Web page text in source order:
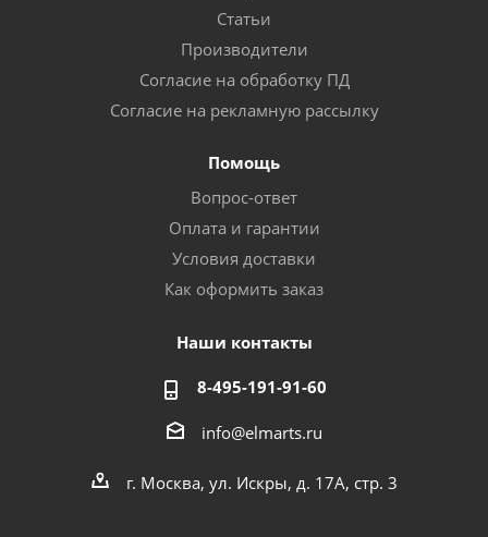
Статьи
Производители
Согласие на обработку ПД
Согласие на рекламную рассылку
Помощь
Вопрос-ответ
Оплата и гарантии
Условия доставки
Как оформить заказ
Наши контакты
8-495-191-91-60
info@elmarts.ru
г. Москва, ул. Искры, д. 17А, стр. 3